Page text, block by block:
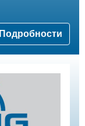
Подробности